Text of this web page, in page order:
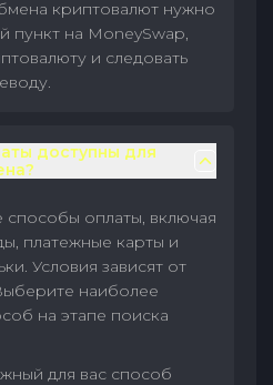
криптовалют нужно
пункт на MoneySwap,
и следовать
доступны для
оплаты, включая
платежные карты и
Условия зависят от
наиболее
на этапе поиска
для вас способ